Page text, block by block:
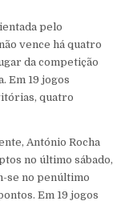
pelo
vence há quatro
da competição
Em 19 jogos
quatro
António Rocha
no último sábado,
se no penúltimo
Em 19 jogos